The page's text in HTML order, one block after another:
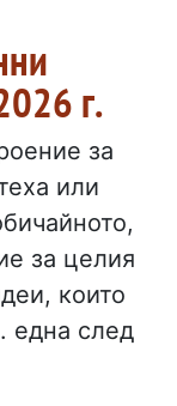
г.
за
или
за целия
които
една след